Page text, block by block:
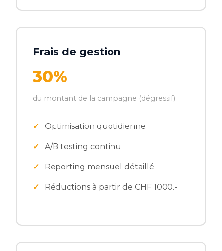
Frais de gestion
30%
du montant de la campagne (dégressif)
Optimisation quotidienne
A/B testing continu
Reporting mensuel détaillé
Réductions à partir de CHF 1000.-